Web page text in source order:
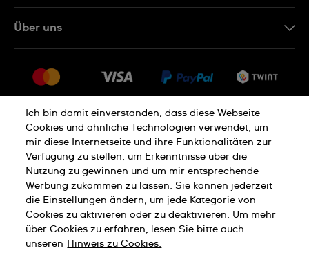
IT
Rückgaberecht
Verkaufs- und Lieferbedingungen
Vertrag widerrufen
Über uns
Jobs
Datenschutzerklärung Cookies Hinweis
Nutzungsbedingungen Impressum
Ich bin damit einverstanden, dass diese Webseite
Cookies und ähnliche Technologien verwendet, um
mir diese Internetseite und ihre Funktionalitäten zur
Verfügung zu stellen, um Erkenntnisse über die
Nutzung zu gewinnen und um mir entsprechende
Werbung zukommen zu lassen. Sie können jederzeit
die Einstellungen ändern, um jede Kategorie von
Cookies zu aktivieren oder zu deaktivieren. Um mehr
über Cookies zu erfahren, lesen Sie bitte auch
unseren Hinweis zu Cookies.